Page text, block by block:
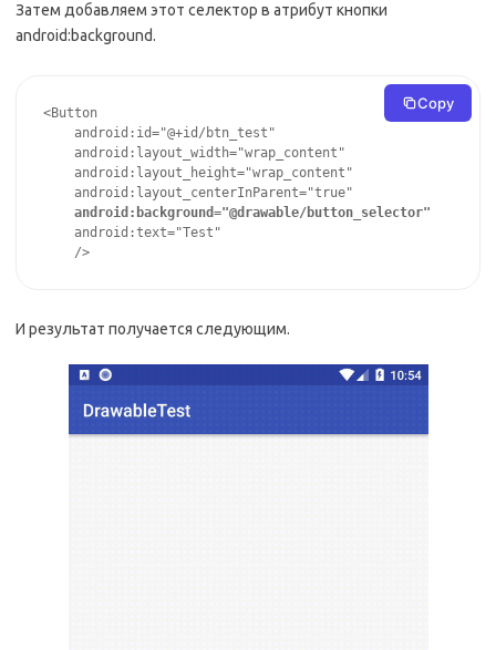
Затем добавляем этот селектор в атрибут кнопки
android:background.
<Button
    android:id="@+id/btn_test"
    android:layout_width="wrap_content"
    android:layout_height="wrap_content"
    android:layout_centerInParent="true"
android:background="@drawable/button_selector"
    android:text="Test"
    />
Copy
И результат получается следующим.